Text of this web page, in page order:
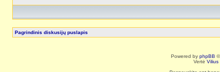
Pagrindinis diskusijų puslapis
Powered by phpBB
Vertė Vilius